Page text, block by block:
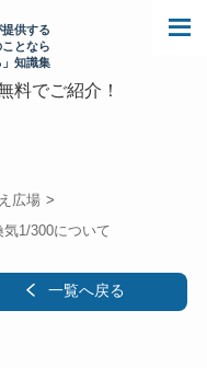
供する
ことなら
知識集
料でご紹介！
広場
1/300について
一覧へ戻る